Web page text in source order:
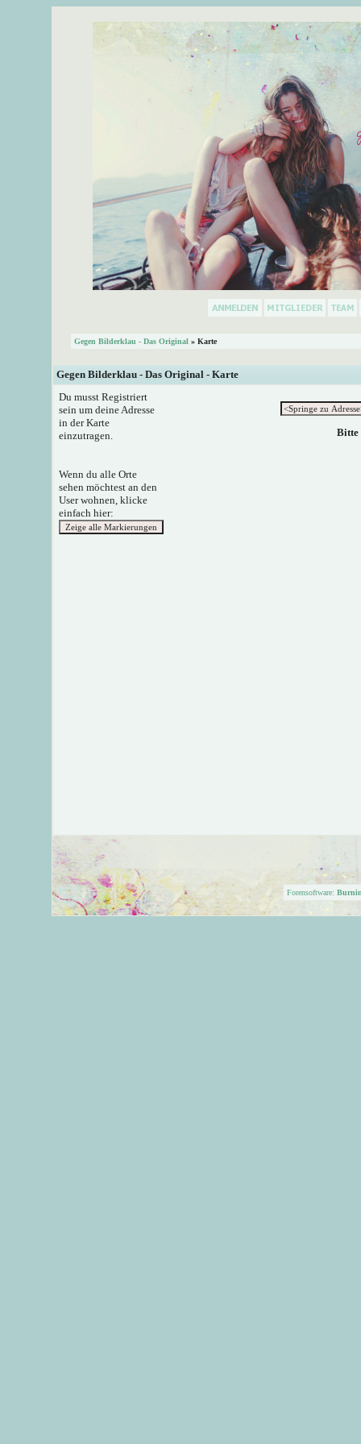
Gegen Bilderklau - Das Original » Karte
Gegen Bilderklau - Das Original - Karte
Du musst Registriert
sein um deine Adresse
in der Karte
einzutragen.
Wenn du alle Orte
sehen möchtest an den
User wohnen, klicke
einfach hier:
Bitte
Forensoftware: